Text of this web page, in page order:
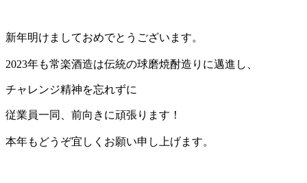
新年明けましておめでとうございます。
2023年も常楽酒造は伝統の球磨焼酎造りに邁進し、
チャレンジ精神を忘れずに
従業員一同、前向きに頑張ります！
本年もどうぞ宜しくお願い申し上げます。